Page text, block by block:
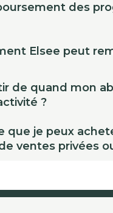
des
Elsee peut
de quand mon
?
que je peux
ventes privées